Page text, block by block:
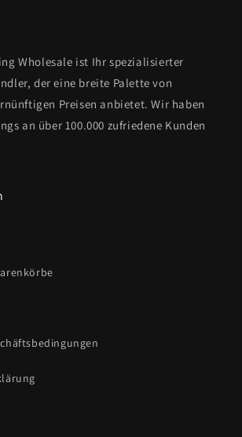
Wholesale ist Ihr spezialisierter
der eine breite Palette von
Preisen anbietet. Wir haben
an über 100.000 zufriedene Kunden